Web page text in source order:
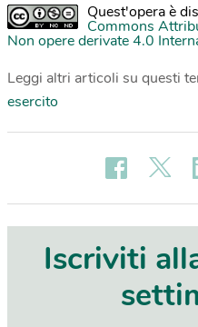
Quest'opera è
Commons
Non opere derivate 4.0
Leggi altri articoli su questi
esercito
Iscriviti